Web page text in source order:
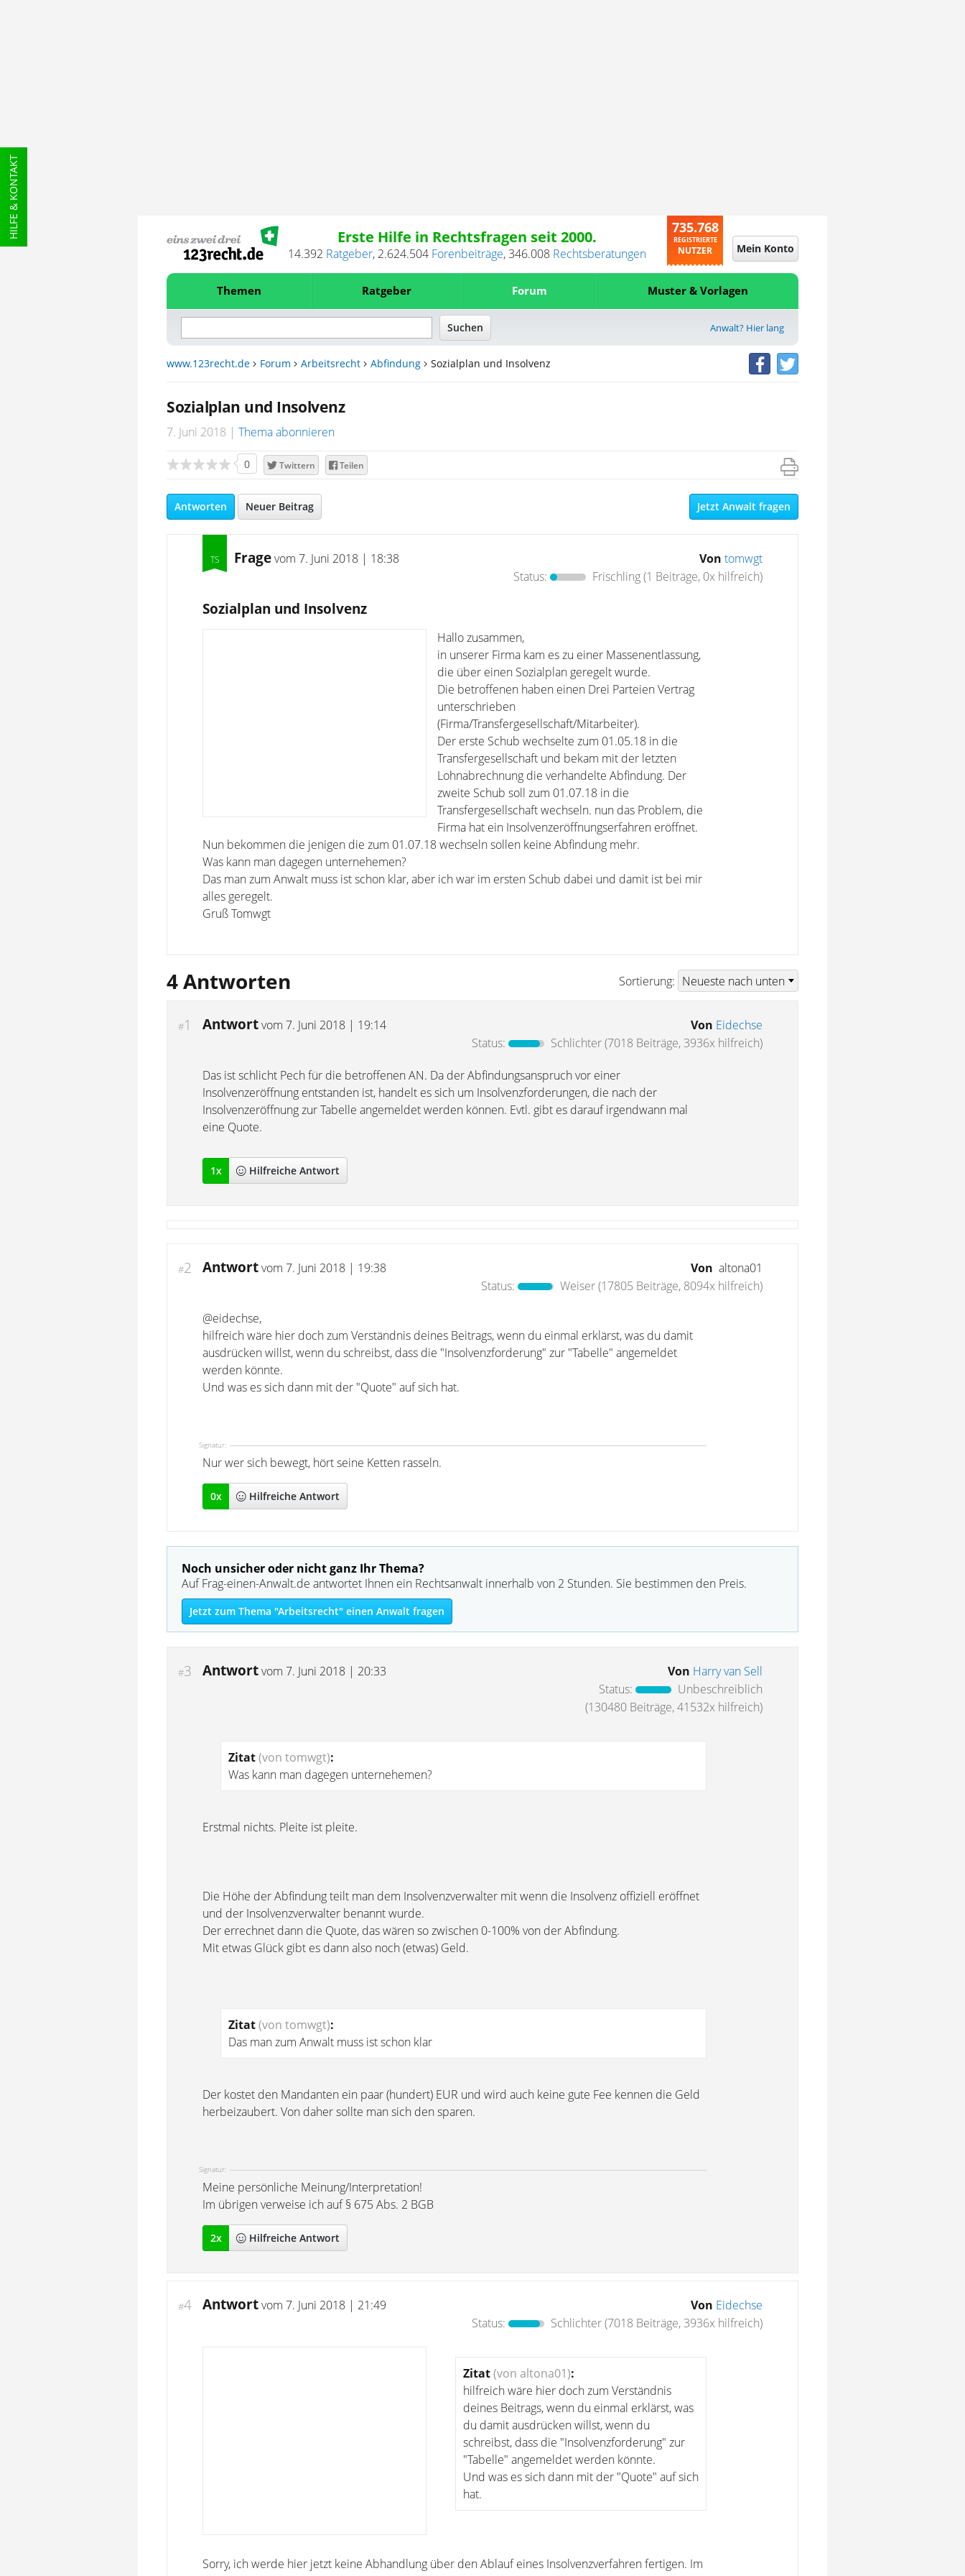
HILFE & KONTAKT Erste Hilfe in Rechtsfragen seit 2000.
14.392 Ratgeber, 2.624.504 Forenbeiträge,346.008 Rechtsberatungen
735.768
REGISTRIERTE
NUTZER Mein Konto
Themen Ratgeber Forum Muster & Vorlagen
Anwalt? Hier lang
www.123recht.de Forum Arbeitsrecht Abfindung Sozialplan und Insolvenz
Sozialplan und Insolvenz
7. Juni 2018 Thema abonnieren
0 Twittern Teilen
Antworten Neuer Beitrag Jetzt Anwalt fragen
Fragevom 7. Juni 2018 | 18:38 Von tomwgt
Status:
Frischling(1 Beiträge, 0x hilfreich)
Sozialplan und Insolvenz
Hallo zusammen,
in unserer Firma kam es zu einer Massenentlassung,
die über einen Sozialplan geregelt wurde.
Die betroffenen haben einen Drei Parteien Vertrag
unterschrieben
(Firma/Transfergesellschaft/Mitarbeiter).
Der erste Schub wechselte zum 01.05.18 in die
Transfergesellschaft und bekam mit der letzten
Lohnabrechnung die verhandelte Abfindung. Der
zweite Schub soll zum 01.07.18 in die
Transfergesellschaft wechseln. nun das Problem, die
Firma hat ein Insolvenzeröffnungserfahren eröffnet.
Nun bekommen die jenigen die zum 01.07.18 wechseln sollen keine Abfindung mehr.
Was kann man dagegen unternehemen?
Das man zum Anwalt muss ist schon klar, aber ich war im ersten Schub dabei und damit ist bei mir
alles geregelt.
Gruß Tomwgt
4 Antworten Sortierung:
#1 Antwortvom 7. Juni 2018 | 19:14 Von Eidechse
Status:
Schlichter(7018 Beiträge, 3936x hilfreich)
Das ist schlicht Pech für die betroffenen AN. Da der Abfindungsanspruch vor einer
Insolvenzeröffnung entstanden ist, handelt es sich um Insolvenzforderungen, die nach der
Insolvenzeröffnung zur Tabelle angemeldet werden können. Evtl. gibt es darauf irgendwann mal
eine Quote.
1x Hilfreiche Antwort
#2 Antwortvom 7. Juni 2018 | 19:38 Von altona01
Status:
Weiser(17805 Beiträge, 8094x hilfreich)
@eidechse,
hilfreich wäre hier doch zum Verständnis deines Beitrags, wenn du einmal erklärst, was du damit
ausdrücken willst, wenn du schreibst, dass die "Insolvenzforderung" zur "Tabelle" angemeldet
werden könnte.
Und was es sich dann mit der "Quote" auf sich hat.
Signatur:
Nur wer sich bewegt, hört seine Ketten rasseln.
0x Hilfreiche Antwort
Noch unsicher oder nicht ganz Ihr Thema?
Auf Frag-einen-Anwalt.de antwortet Ihnen ein Rechtsanwalt innerhalb von 2 Stunden. Sie bestimmen den Preis.
Jetzt zum Thema "Arbeitsrecht" einen Anwalt fragen
#3 Antwortvom 7. Juni 2018 | 20:33 Von Harry van Sell
Status:
Unbeschreiblich
(130480 Beiträge, 41532x hilfreich)
Zitat(von tomwgt):
Was kann man dagegen unternehemen?
Erstmal nichts. Pleite ist pleite.
Die Höhe der Abfindung teilt man dem Insolvenzverwalter mit wenn die Insolvenz offiziell eröffnet
und der Insolvenzverwalter benannt wurde.
Der errechnet dann die Quote, das wären so zwischen 0-100% von der Abfindung.
Mit etwas Glück gibt es dann also noch (etwas) Geld.
Zitat(von tomwgt):
Das man zum Anwalt muss ist schon klar
Der kostet den Mandanten ein paar (hundert) EUR und wird auch keine gute Fee kennen die Geld
herbeizaubert. Von daher sollte man sich den sparen.
Signatur:
Meine persönliche Meinung/Interpretation!
Im übrigen verweise ich auf § 675 Abs. 2 BGB
2x Hilfreiche Antwort
#4 Antwortvom 7. Juni 2018 | 21:49 Von Eidechse
Status:
Schlichter(7018 Beiträge, 3936x hilfreich)
Zitat(von altona01):
hilfreich wäre hier doch zum Verständnis
deines Beitrags, wenn du einmal erklärst, was
du damit ausdrücken willst, wenn du
schreibst, dass die "Insolvenzforderung" zur
"Tabelle" angemeldet werden könnte.
Und was es sich dann mit der "Quote" auf sich
hat.
Sorry, ich werde hier jetzt keine Abhandlung über den Ablauf eines Insolvenzverfahren fertigen. Im